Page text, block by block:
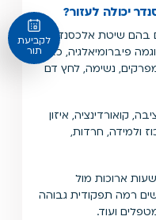
לקביעת
תור
יכולה לעזור?
בהם שיטת אלכסנדר
פיברומיאלגיה, כאבי
נשימה, לחץ דם
קואורדינציה, איזון
ולמידה, חרדות,
ארוכות מול
רמה תפקודית גבוהה
ועוד.